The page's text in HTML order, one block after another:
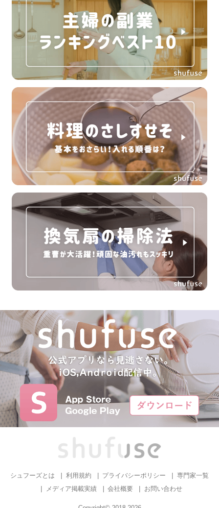
シュフーズとは 利用規約 プライバシーポリシー
専門家一覧
メディア掲載実績
会社概要 お問い合わせ